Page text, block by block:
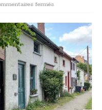
fermés